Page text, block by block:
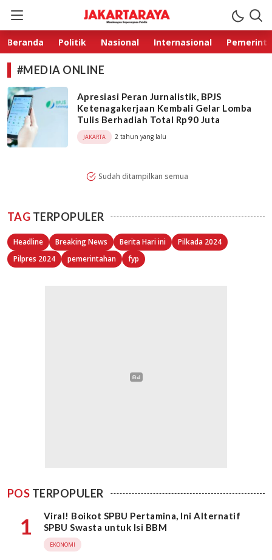
Jakarta Raya
Membangun Kepercayaan Publik
Beranda Politik Nasional Internasional
#MEDIA ONLINE
Apresiasi Peran Jurnalistik, BPJS
Ketenagakerjaan Kembali Gelar Lomba
Tulis Berhadiah Total Rp90 Juta
JAKARTA 2 tahun yang lalu
Sudah ditampilkan semua
TAG TERPOPULER
Headline Breaking News Berita Hari ini
Pilkada 2024
Pilpres 2024
pemerintahan fyp
POS TERPOPULER
1
Viral! Boikot SPBU Pertamina, Ini Alternatif
SPBU Swasta untuk Isi BBM
EKONOMI